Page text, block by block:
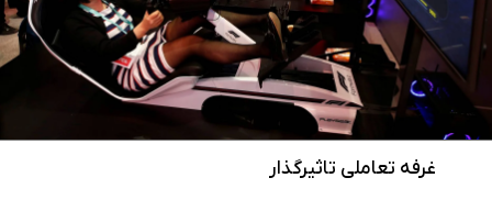
غرفه تعاملی تاثیرگذار